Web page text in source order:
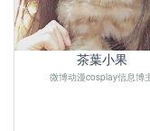
茶葉小果
微博动漫cosplay信息博